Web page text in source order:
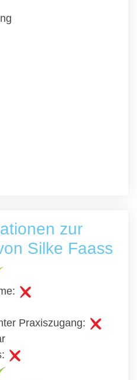
zur
Silke Faass
Praxiszugang: